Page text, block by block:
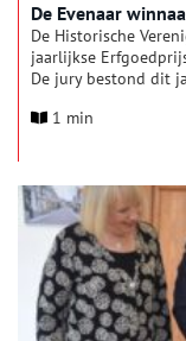
De Evenaar
De Historische
jaarlijkse
De jury bestond dit
jury is verheugd dat
1 min